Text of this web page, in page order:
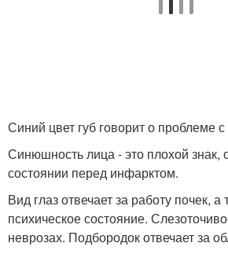
Синий цвет губ говорит о проблеме
Синюшность лица - это плохой знак,
состоянии перед инфарктом.
Вид глаз отвечает за работу почек, а
психическое состояние.
неврозах. Подбородок отвечает за